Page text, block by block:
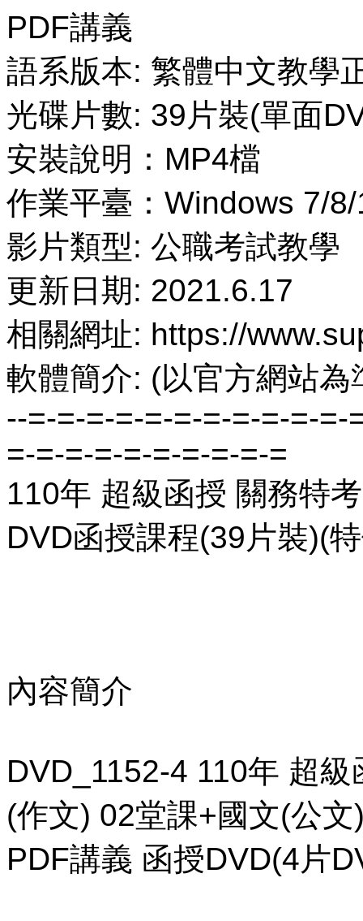
PDF講義
語系版本: 繁體中文教學
光碟片數: 39片裝(單面
安裝說明：MP4檔
作業平臺：Windows 7/
影片類型: 公職考試教學
更新日期: 2021.6.17
相關網址: https://
軟體簡介: (以官方網站為
--=-=-=-=-=-=-=-=-=-=-
=-=-=-=-=-=-=-=-=-=
110年 超級函授 關務特
DVD函授課程(39片裝)(
內容簡介
DVD_1152-4 110年 超
(作文) 02堂課+國文(公
PDF講義 函授DVD(4片